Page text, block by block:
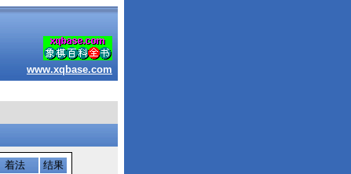
www.xqbase.com
着法
结果